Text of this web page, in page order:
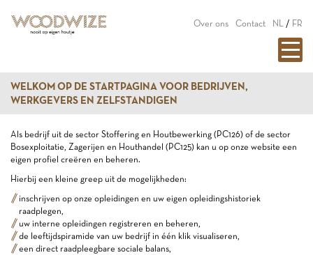
Over ons Contact NL / FR
WELKOM OP DE STARTPAGINA VOOR BEDRIJVEN,
WERKGEVERS EN ZELFSTANDIGEN
Als bedrijf uit de sector Stoffering en Houtbewerking (PC126) of de sector
Bosexploitatie, Zagerijen en Houthandel (PC125) kan u op onze website een
eigen profiel creëren en beheren.
Hierbij een kleine greep uit de mogelijkheden:
inschrijven op onze opleidingen en uw eigen opleidingshistoriek
raadplegen,
uw interne opleidingen registreren en beheren,
de leeftijdspiramide van uw bedrijf in één klik visualiseren,
een direct raadpleegbare sociale balans,